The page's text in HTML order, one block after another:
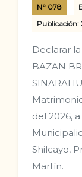
N° 078
Publicación:
Declarar
BAZAN
del 2026,
Shilcayo,
Martín.